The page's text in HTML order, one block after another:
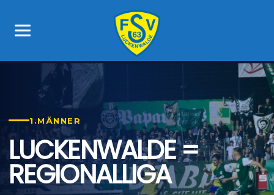
1.MÄNNER
LUCKENWALDE =
REGIONALLIGA